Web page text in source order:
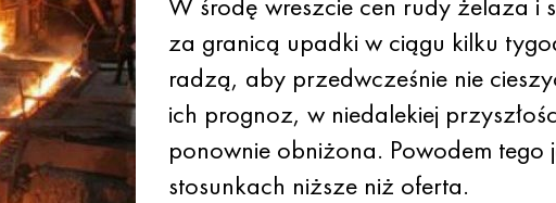
za granicą upadki w ciągu kilku
radzą, aby przedwcześnie nie
ich prognoz, w niedalekiej
ponownie obniżona. Powodem
stosunkach niższe niż oferta.